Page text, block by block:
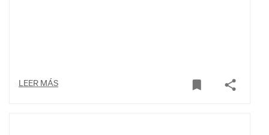
LEER MÁS